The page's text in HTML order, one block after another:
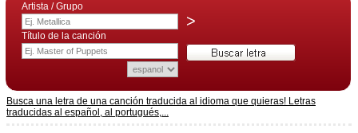
Artista / Grupo
>
Título de la canción
Busca una letra de una canción traducida al idioma que quieras! Letras
traducidas al español, al portugués,...